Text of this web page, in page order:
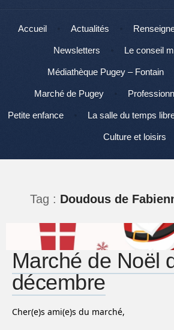
Menu
Aller au contenu
Accueil Actualités
Newsletters Le conseil
Médiathèque Pugey – Fontain
Marché de Pugey
Petite enfance La salle du temps
Culture et loisirs
Tag : Doudous de
Marché de Noël
décembre
Cher(e)s ami(e)s du marché,